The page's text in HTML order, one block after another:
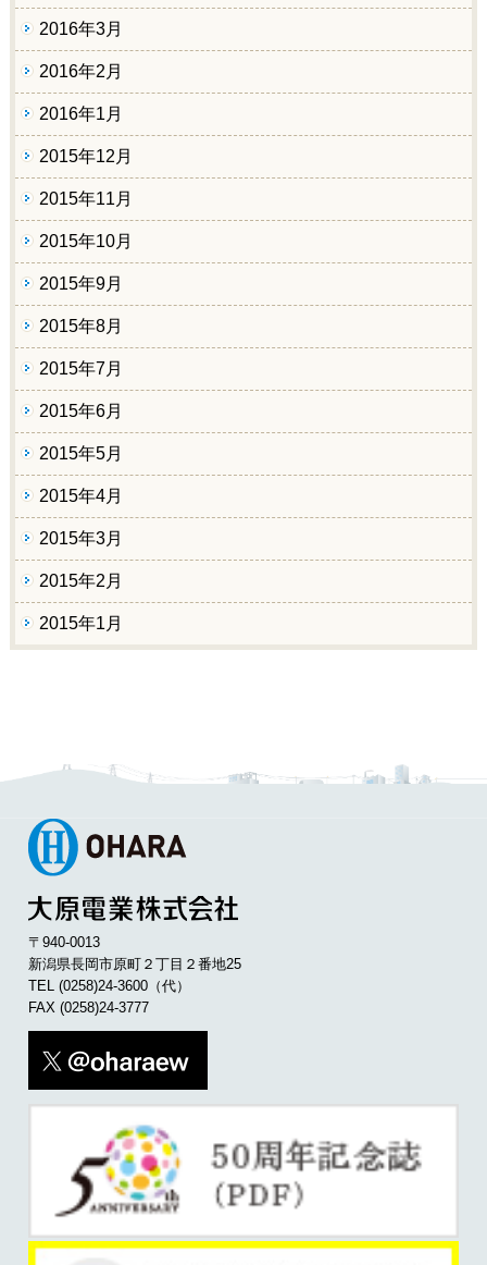
2016年3月
2016年2月
2016年1月
2015年12月
2015年11月
2015年10月
2015年9月
2015年8月
2015年7月
2015年6月
2015年5月
2015年4月
2015年3月
2015年2月
2015年1月
〒940-0013
新潟県長岡市原町２丁目２番地25
TEL(0258)24-3600 （代）
FAX (0258)24-3777